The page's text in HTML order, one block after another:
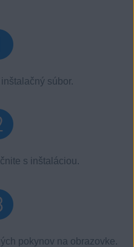
súbor.
s inštaláciou.
pokynov na obrazovke.